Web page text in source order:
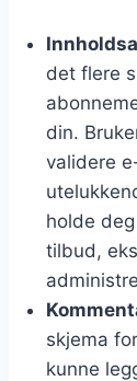
det flere
din.
validere
holde
tilbud,
skjema
kunne